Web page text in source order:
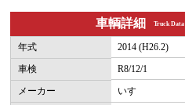
車輌詳細 Truck Data
年式
2014 (H26.2)
車検
R8/12/1
メーカー
いすゞ